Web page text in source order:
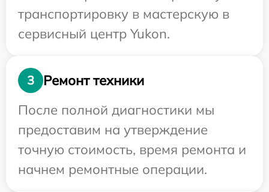
транспортировку в мастерскую в
сервисный центр Yukon.
3
Ремонт техники
После полной диагностики мы
предоставим на утверждение
точную стоимость, время ремонта и
начнем ремонтные операции.